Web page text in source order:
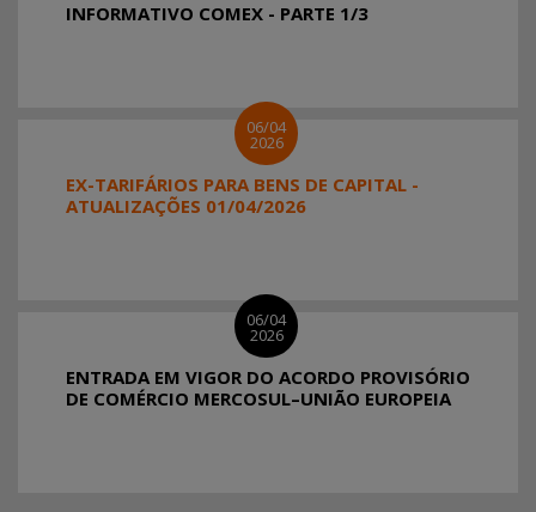
INFORMATIVO COMEX - PARTE 1/3
06/04
2026
EX-TARIFÁRIOS PARA BENS DE CAPITAL -
ATUALIZAÇÕES 01/04/2026
06/04
2026
ENTRADA EM VIGOR DO ACORDO PROVISÓRIO
DE COMÉRCIO MERCOSUL–UNIÃO EUROPEIA